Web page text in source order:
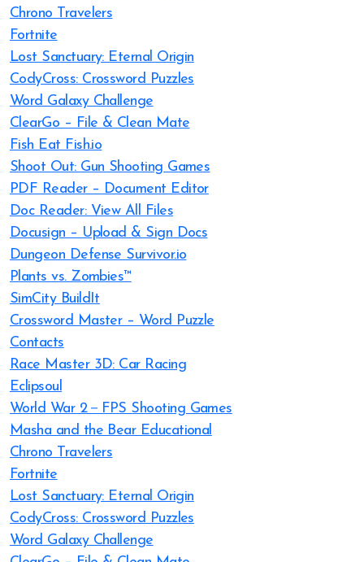
Chrono Travelers
Fortnite
Lost Sanctuary: Eternal Origin
CodyCross: Crossword Puzzles
Word Galaxy Challenge
ClearGo – File & Clean Mate
Fish Eat Fish.io
Shoot Out: Gun Shooting Games
PDF Reader – Document Editor
Doc Reader: View All Files
Docusign – Upload & Sign Docs
Dungeon Defense Survivor.io
Plants vs. Zombies™
SimCity BuildIt
Crossword Master – Word Puzzle
Contacts
Race Master 3D: Car Racing
Eclipsoul
World War 2－FPS Shooting Games
Masha and the Bear Educational
Chrono Travelers
Fortnite
Lost Sanctuary: Eternal Origin
CodyCross: Crossword Puzzles
Word Galaxy Challenge